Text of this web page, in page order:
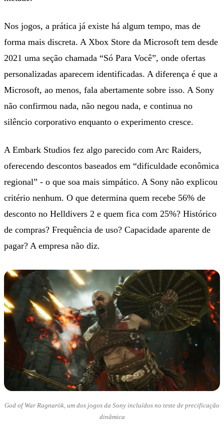
Nos jogos, a prática já existe há algum tempo, mas de
forma mais discreta. A Xbox Store da Microsoft tem desde
2021 uma seção chamada “Só Para Você”, onde ofertas
personalizadas aparecem identificadas. A diferença é que a
Microsoft, ao menos, fala abertamente sobre isso. A Sony
não confirmou nada, não negou nada, e continua no
silêncio corporativo enquanto o experimento cresce.
A Embark Studios fez algo parecido com Arc Raiders,
oferecendo descontos baseados em “dificuldade econômica
regional” - o que soa mais simpático. A Sony não explicou
critério nenhum. O que determina quem recebe 56% de
desconto no Helldivers 2 e quem fica com 25%? Histórico
de compras? Frequência de uso? Capacidade aparente de
pagar? A empresa não diz.
God of War Ragnarök, um dos jogos da Sony incluídos no teste de precificação
dinâmica